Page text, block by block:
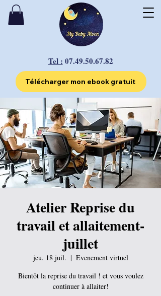
Tel : 07.49.50.67.82
Télécharger mon ebook gratuit
Atelier Reprise du
travail et allaitement-
juillet
jeu. 18 juil.
  |
Evenement virtuel
Bientôt la reprise du travail ! et vous voulez
continuer à allaiter!